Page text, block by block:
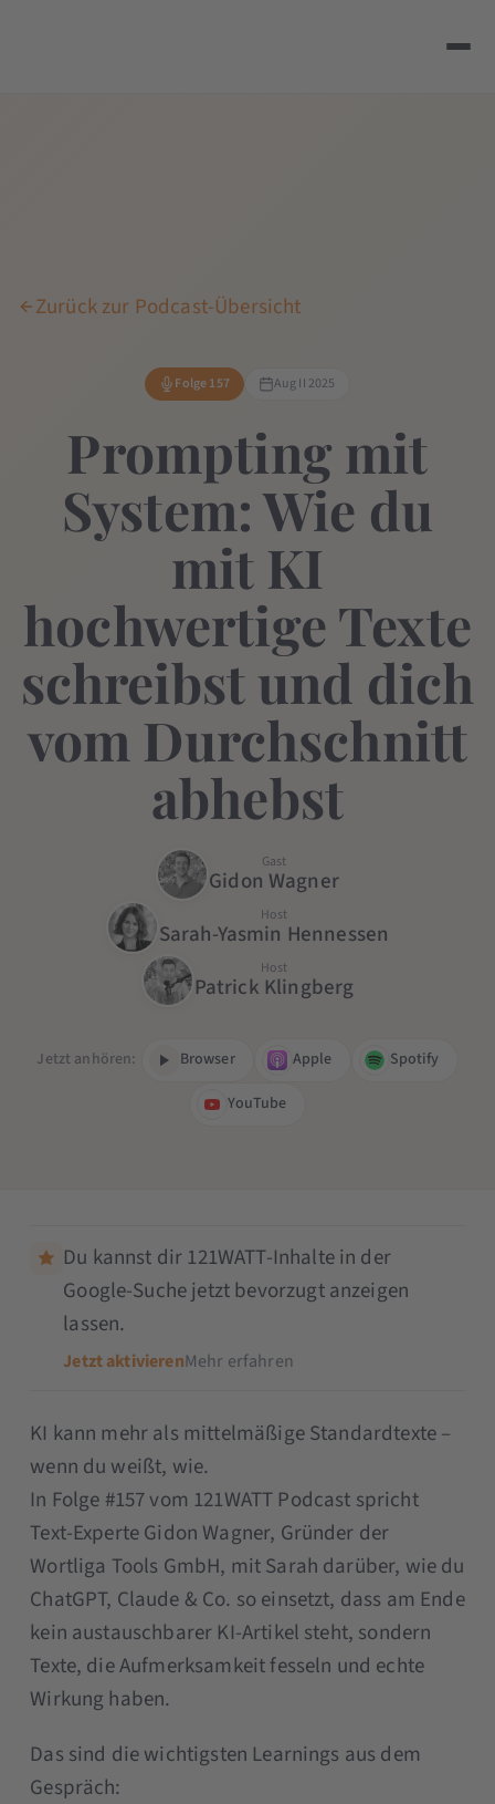
Zurück zur Podcast-Übersicht
Folge 157 Aug II 2025
Prompting mit
System: Wie du
mit KI
hochwertige Texte
schreibst und dich
vom Durchschnitt
abhebst
Gast
Gidon Wagner
Host
Sarah-Yasmin Hennessen
Host
Patrick Klingberg
Jetzt anhören: Browser Apple
Spotify
YouTube
Du kannst dir 121WATT-Inhalte in der
Google-Suche jetzt bevorzugt anzeigen
lassen.
Jetzt aktivierenMehr erfahren
KI kann mehr als mittelmäßige Standardtexte –
wenn du weißt, wie.
In Folge #157 vom 121WATT Podcast spricht
Text-Experte Gidon Wagner, Gründer der
Wortliga Tools GmbH, mit Sarah darüber, wie du
ChatGPT, Claude & Co. so einsetzt, dass am Ende
kein austauschbarer KI-Artikel steht, sondern
Texte, die Aufmerksamkeit fesseln und echte
Wirkung haben.
Das sind die wichtigsten Learnings aus dem
Gespräch: